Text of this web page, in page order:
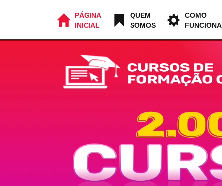
PÁGINA
INICIAL
QUEM
SOMOS
COMO
FUNCIONA